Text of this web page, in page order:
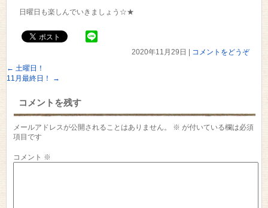
日曜日も楽しんでいきましょう☆★
2020年11月29日
コメントをどうぞ
← 土曜日！
11月最終日！
→
コメントを残す
メールアドレスが公開されることはありません。 ※ が付いている欄は必須
項目です
コメント ※